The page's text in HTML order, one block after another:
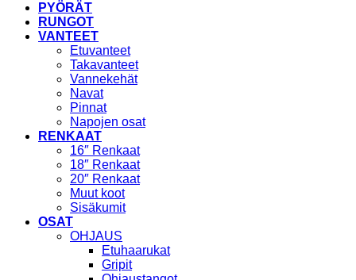
PYÖRÄT
RUNGOT
VANTEET
Etuvanteet
Takavanteet
Vannekehät
Navat
Pinnat
Napojen osat
RENKAAT
16″ Renkaat
18″ Renkaat
20″ Renkaat
Muut koot
Sisäkumit
OSAT
OHJAUS
Etuhaarukat
Gripit